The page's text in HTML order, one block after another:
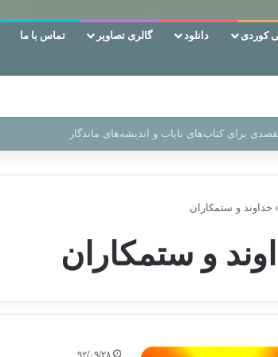
کوردی دانلود گالری تصاویر تماس با ما
از راه خداست‌!
خداوند و ستمکاران
و ستمکاران
۹۲/۰۹/۲۸